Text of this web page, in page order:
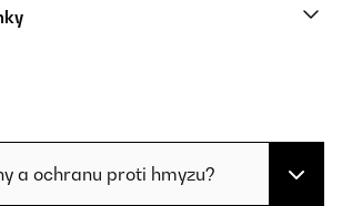
a ochranu proti hmyzu?